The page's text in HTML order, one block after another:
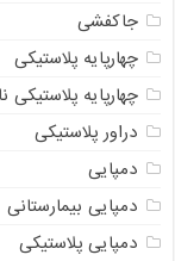
جاکفشی
چهارپایه پلاستیکی
چهارپایه پلاستیکی
دراور پلاستیکی
دمپایی
دمپایی بیمارستانی
دمپایی پلاستیکی